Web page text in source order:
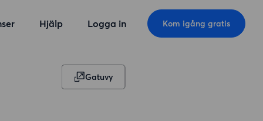
Hjälp Logga in Kom igång gratis
Gatuvy